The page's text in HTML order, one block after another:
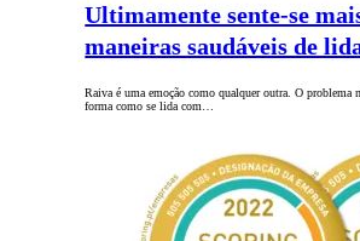
Ultimamente sente-se
maneiras saudáveis de
Raiva é uma emoção como qualquer outra. O problema
forma como se lida com…